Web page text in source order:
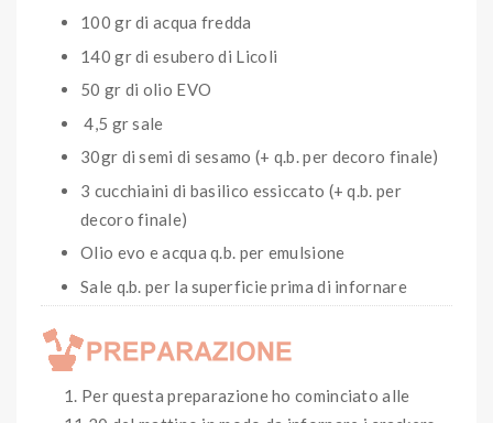
100 gr di acqua fredda
140 gr di esubero di Licoli
50 gr di olio EVO
4,5 gr sale
30gr di semi di sesamo (+ q.b. per decoro finale)
3 cucchiaini di basilico essiccato (+ q.b. per
decoro finale)
Olio evo e acqua q.b. per emulsione
Sale q.b. per la superficie prima di infornare
Per questa preparazione ho cominciato alle